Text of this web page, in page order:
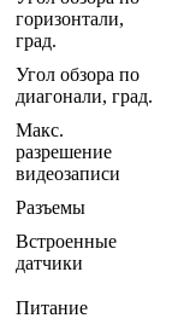
горизонтали,
град.
Угол обзора по
диагонали, град.
Макс.
разрешение
видеозаписи
Разъемы
Встроенные
датчики
Питание